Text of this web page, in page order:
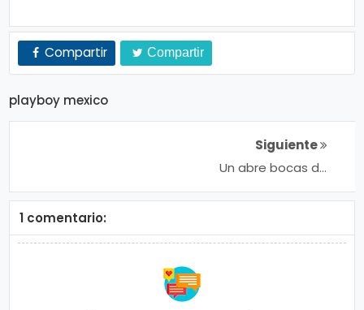
Compartir Compartir
playboy mexico
Siguiente
Un abre bocas de
#Playboy México,
1 comentario: